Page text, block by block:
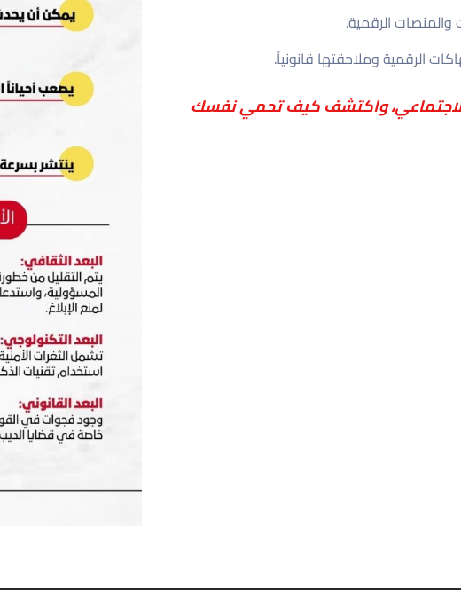
والمنصات الرقمية.
الرقمية وملاحقتها قانونياً.
الاجتماعي، واكتشف كيف تحمي نفسك